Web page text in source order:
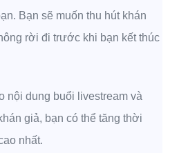
Bạn sẽ muốn thu hút khán
rời đi trước khi bạn kết thúc
nội dung buổi livestream và
giả, bạn có thể tăng thời
nhất.